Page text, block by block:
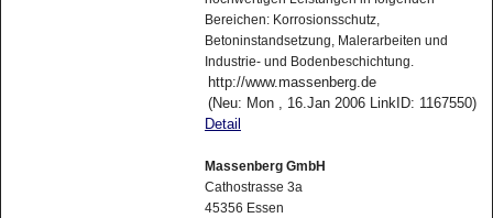
Bereichen: Korrosionsschutz,
Betoninstandsetzung, Malerarbeiten und
Industrie- und Bodenbeschichtung.
http://www.massenberg.de
(Neu: Mon , 16.Jan 2006 LinkID: 1167550)
Detail
Massenberg GmbH
Cathostrasse 3a
45356 Essen